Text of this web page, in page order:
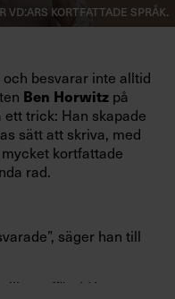
vd:ars kortfattade språk.
besvarar inte alltid
Ben Horwitz på
trick: Han skapade
sätt att skriva, med
kortfattade
rad.
säger han till
en affärsidé: appen